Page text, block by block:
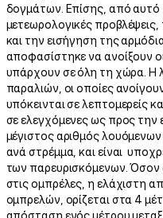
δογμάτων. Επίσης, από αυτό
μετεωρολογικές
και την εισήγηση της
αποφασίστηκε να ανοίξουν
υπάρχουν σε όλη τη χώρα. Η
παραλιών, οι οποίες
υπόκεινται σε λεπτομερείς
σε ελεγχόμενες ως προς την
μέγιστος αριθμός
ανά στρέμμα, και είναι
των παρευρισκόμενων.
στις ομπρέλες, η ελάχιστη
ομπρελών, ορίζεται στα 4